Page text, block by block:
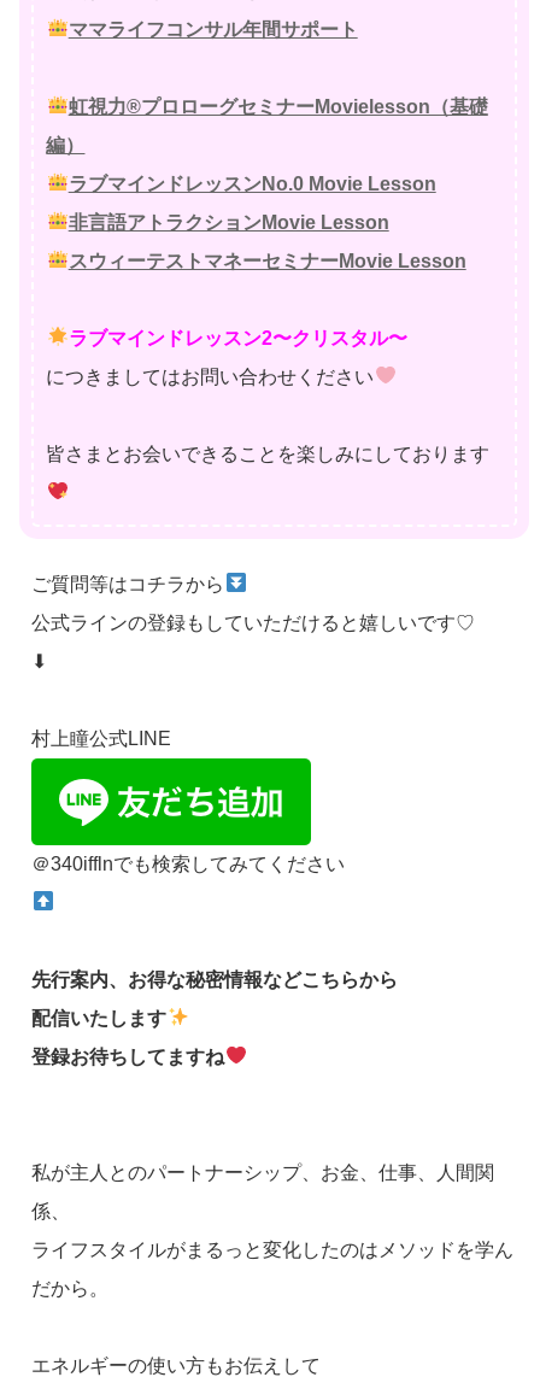
ママライフコンサル年間サポート
虹視力®プロローグセミナーMovielesson（基礎
編）
ラブマインドレッスンNo.0 Movie Lesson
非言語アトラクションMovie Lesson
スウィーテストマネーセミナーMovie Lesson
ラブマインドレッスン2〜クリスタル〜
につきましてはお問い合わせください
皆さまとお会いできることを楽しみにしております
ご質問等はコチラから
公式ラインの登録もしていただけると嬉しいです♡
⬇
村上瞳公式LINE
＠340ifflnでも検索してみてください
先行案内、お得な秘密情報などこちらから
配信いたします
登録お待ちしてますね
私が主人とのパートナーシップ、お金、仕事、人間関
係、
ライフスタイルがまるっと変化したのはメソッドを学ん
だから。
エネルギーの使い方もお伝えして